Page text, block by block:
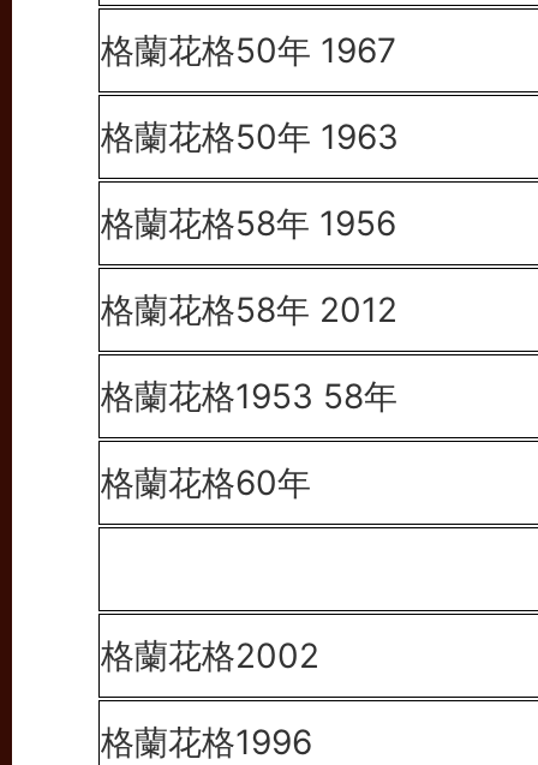
格蘭花格50年 1967
格蘭花格50年 1963
格蘭花格58年 1956
格蘭花格58年 2012
格蘭花格1953 58年
格蘭花格60年
格蘭花格2002
格蘭花格1996